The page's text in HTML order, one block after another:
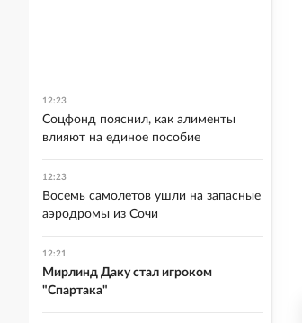
12:23
Соцфонд пояснил, как алименты
влияют на единое пособие
12:23
Восемь самолетов ушли на запасные
аэродромы из Сочи
12:21
Мирлинд Даку стал игроком
"Спартака"